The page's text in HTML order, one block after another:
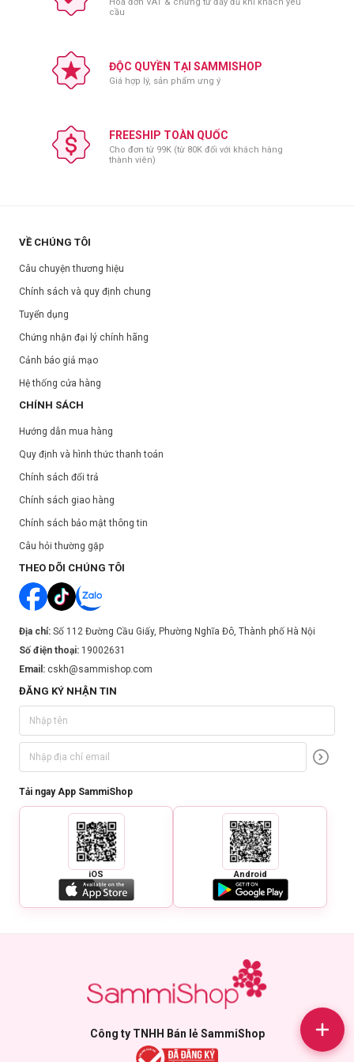
Thông số sản phẩm:
Xuất xứ:Trung Quốc
Nơi sản xuất:
Trung Quốc
Ngày sản xuất:
Xem trên bao bì sản phẩm.
cầu
ĐỘC QUYỀN TẠI SAMMISHOP
Giá hợp lý, sản phẩm ưng ý
FREESHIP TOÀN QUỐC
Cho đơn từ 99K (từ 80K đối với khách hàng
thành viên)
VỀ CHÚNG TÔI
Câu chuyện thương hiệu
Chính sách và quy định chung
Tuyển dụng
Chứng nhận đại lý chính hãng
Cảnh báo giả mạo
Hệ thống cửa hàng
CHÍNH SÁCH
Hướng dẫn mua hàng
Quy định và hình thức thanh toán
Chính sách đổi trả
Chính sách giao hàng
Chính sách bảo mật thông tin
Câu hỏi thường gặp
THEO DÕI CHÚNG TÔI
Địa chỉ: Số 112 Đường Cầu Giấy, Phường Nghĩa Đô, Thành phố Hà Nội
Số điện thoại: 19002631
Email: cskh@sammishop.com
ĐĂNG KÝ NHẬN TIN
Tải ngay App SammiShop
iOS Android
Công ty TNHH Bán lẻ SammiShop